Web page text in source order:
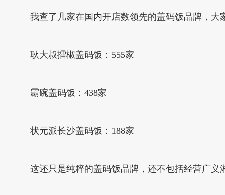
我查了几家在国内开店数领先的盖码饭品牌，大
耿大叔擂椒盖码饭：555家
霸碗盖码饭：438家
状元派长沙盖码饭：188家
这还只是纯粹的盖码饭品牌，还不包括经营广